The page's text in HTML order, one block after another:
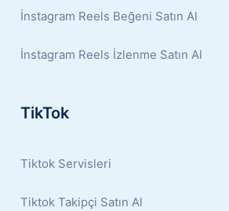
İnstagram Reels Beğeni Satın Al
İnstagram Reels İzlenme Satın Al
TikTok
Tiktok Servisleri
Tiktok Takipçi Satın Al